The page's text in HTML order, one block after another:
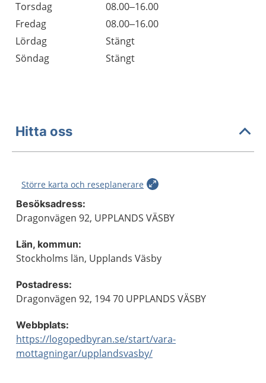
Torsdag
08.00–16.00
Fredag
08.00–16.00
Lördag
Stängt
Söndag
Stängt
Hitta oss
Större karta och reseplanerare
Besöksadress:
Dragonvägen 92, UPPLANDS VÄSBY
Län, kommun:
Stockholms län, Upplands Väsby
Postadress:
Dragonvägen 92, 194 70 UPPLANDS VÄSBY
Webbplats:
https://logopedbyran.se/start/vara-
mottagningar/upplandsvasby/